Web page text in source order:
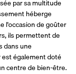
par sa multitude
héberge
l'occasion de goûter
ils permettent de
dans une
également doté
centre de bien-être.